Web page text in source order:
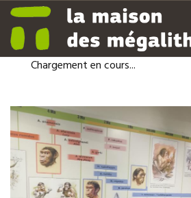
Chargement en cours...